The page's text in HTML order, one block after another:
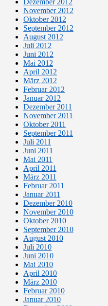
November 2012
Oktober 2012
September 2012
August 2012
Juli 2012
Juni 2012
Mai 2012
April 2012
März 2012
Februar 2012
Januar 2012
Dezember 2011
November 2011
Oktober 2011
September 2011
Juli 2011
Juni 2011
Mai 2011
April 2011
März 2011
Februar 2011
Januar 2011
Dezember 2010
November 2010
Oktober 2010
September 2010
August 2010
Juli 2010
Juni 2010
Mai 2010
April 2010
März 2010
Februar 2010
Januar 2010